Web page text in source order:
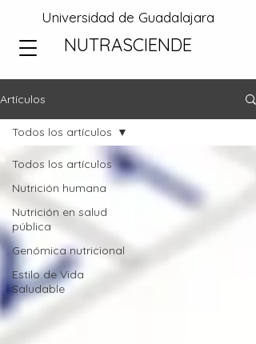
Universidad de Guadalajara
NUTRASCIENDE
Artículos
Todos los artículos
Nutrición humana
Nutrición en salud
pública
Genómica nutricional
Estilo de Vida
Saludable
Todos los artículos